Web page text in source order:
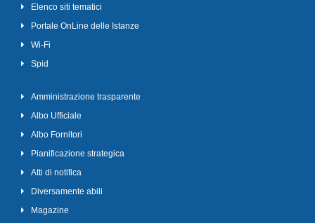
Elenco siti tematici
Portale OnLine delle Istanze
Wi-Fi
Spid
Amministrazione trasparente
Albo Ufficiale
Albo Fornitori
Pianificazione strategica
Atti di notifica
Diversamente abili
Magazine